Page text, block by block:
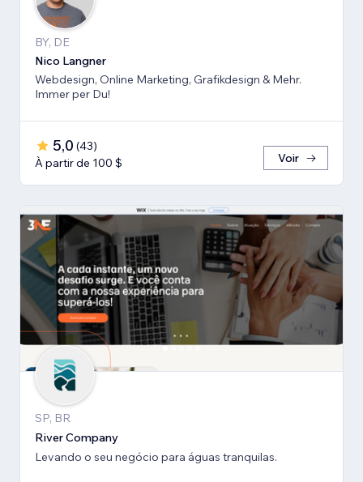
BY, DE
Nico Langner
Webdesign, Online Marketing, Grafikdesign & Mehr.
Immer per Du!
5,0 (43)
À partir de 100 $
Voir
SP, BR
River Company
Levando o seu negócio para águas tranquilas.